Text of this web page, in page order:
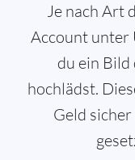
Je nach Art
Account unter
du ein
hochlädst.
Geld